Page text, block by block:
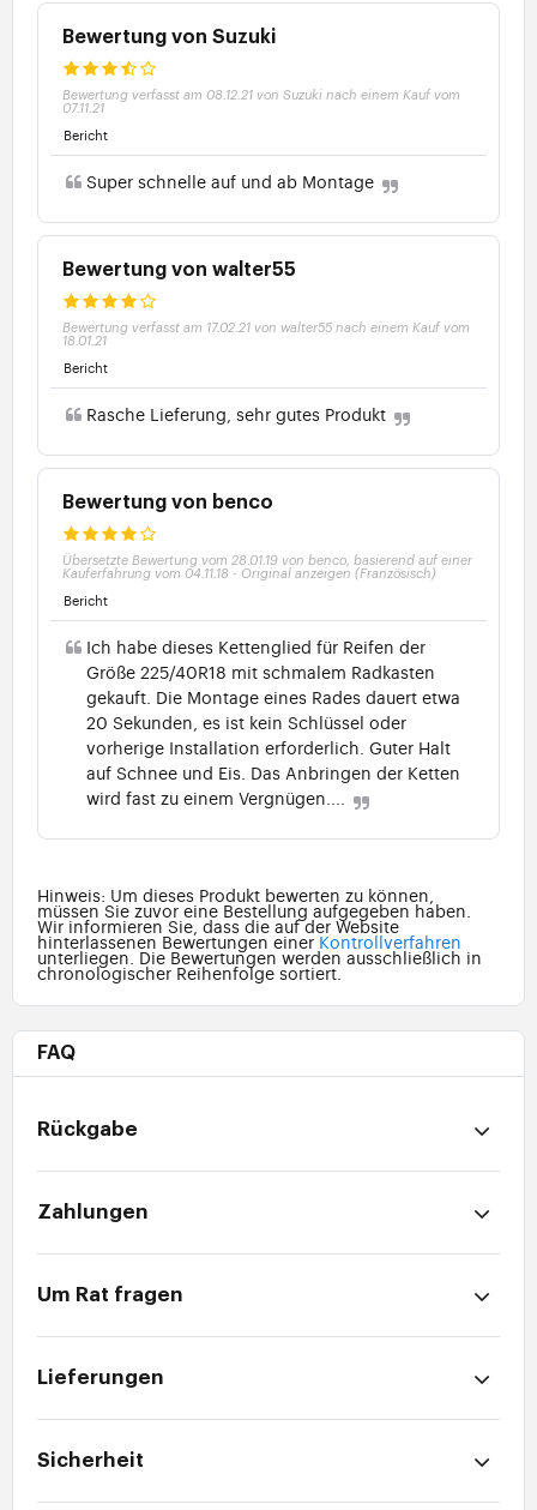
Bewertung von Suzuki
Bewertung verfasst am 08.12.21 von Suzuki nach einem Kauf vom
07.11.21
Bericht
Super schnelle auf und ab Montage
Bewertung von walter55
Bewertung verfasst am 17.02.21 von walter55 nach einem Kauf vom
18.01.21
Bericht
Rasche Lieferung, sehr gutes Produkt
Bewertung von benco
Übersetzte Bewertung vom 28.01.19 von benco, basierend auf einer
Kauferfahrung vom 04.11.18 - Original anzeigen (Französisch)
Bericht
Ich habe dieses Kettenglied für Reifen der
Größe 225/40R18 mit schmalem Radkasten
gekauft. Die Montage eines Rades dauert etwa
20 Sekunden, es ist kein Schlüssel oder
vorherige Installation erforderlich. Guter Halt
auf Schnee und Eis. Das Anbringen der Ketten
wird fast zu einem Vergnügen....
Hinweis: Um dieses Produkt bewerten zu können,
müssen Sie zuvor eine Bestellung aufgegeben haben.
Wir informieren Sie, dass die auf der Website
hinterlassenen Bewertungen einer Kontrollverfahren
unterliegen. Die Bewertungen werden ausschließlich in
chronologischer Reihenfolge sortiert.
FAQ
Rückgabe
Zahlungen
Um Rat fragen
Lieferungen
Sicherheit